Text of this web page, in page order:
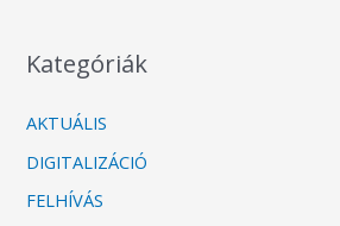
Kategóriák
AKTUÁLIS
DIGITALIZÁCIÓ
FELHÍVÁS